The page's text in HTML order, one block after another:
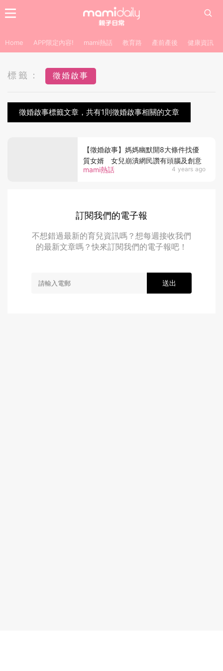
Home APP限定內容! mami熱話 教育路 產前產後 健康資訊
標籤： 徵婚啟事
徵婚啟事標籤文章，共有1則徵婚啟事相關的文章
mami熱話 4 years ago
【徵婚啟事】媽媽幽默開8大條件找優
質女婿 女兒崩潰網民讚有頭腦及創意
訂閱我們的電子報
不想錯過最新的育兒資訊嗎？想每週接收我們
的最新文章嗎？快來訂閱我們的電子報吧！
送出